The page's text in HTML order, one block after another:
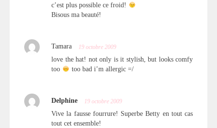
c’est plus possible ce froid!
Bisous ma beauté!
Tamara 19 octobre 2009
love the hat! not only is it stylish, but looks comfy
too
too bad i’m allergic =/
Delphine 19 octobre 2009
Vive la fausse fourrure! Superbe Betty en tout cas
tout cet ensemble!